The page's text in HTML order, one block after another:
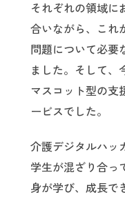
それぞれの領域に
合いながら、これ
問題について必要
ました。そして、
マスコット型の支
ービスでした。
介護デジタルハッ
学生が混ざり合っ
身が学び、成長で